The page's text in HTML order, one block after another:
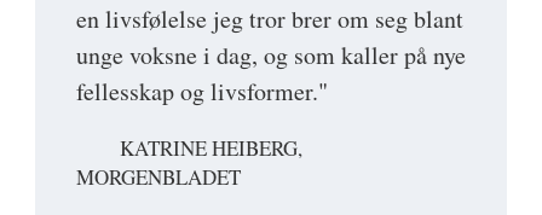
en livsfølelse jeg tror brer om seg blant
unge voksne i dag, og som kaller på nye
fellesskap og livsformer."
KATRINE HEIBERG,
MORGENBLADET